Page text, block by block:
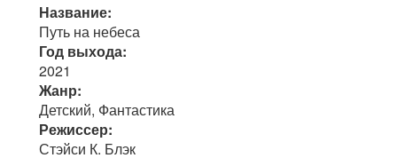
Название:
Путь на небеса
Год выхода:
2021
Жанр:
Детский, Фантастика
Режиссер:
Стэйси К. Блэк